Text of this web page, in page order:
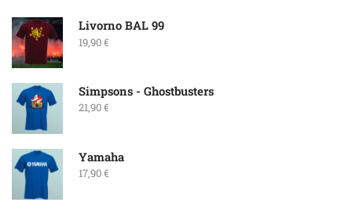
Livorno BAL 99
19,90€
Simpsons - Ghostbusters
21,90€
Yamaha
17,90€